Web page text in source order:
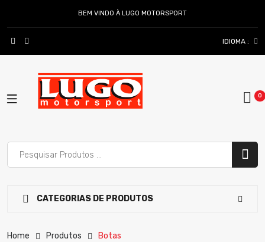
BEM VINDO À LUGO MOTORSPORT
IDIOMA :
CATEGORIAS DE PRODUTOS
Home Produtos Botas